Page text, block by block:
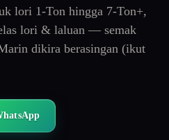
lori 1-Ton hingga 7-Ton+,
lori & laluan — semak
dikira berasingan (ikut